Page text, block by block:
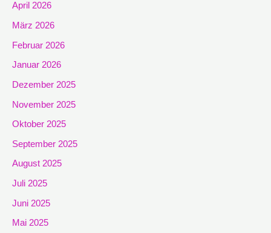
April 2026
März 2026
Februar 2026
Januar 2026
Dezember 2025
November 2025
Oktober 2025
September 2025
August 2025
Juli 2025
Juni 2025
Mai 2025